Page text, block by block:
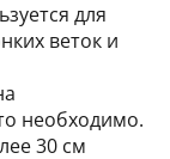
для
веток и
необходимо.
30 см